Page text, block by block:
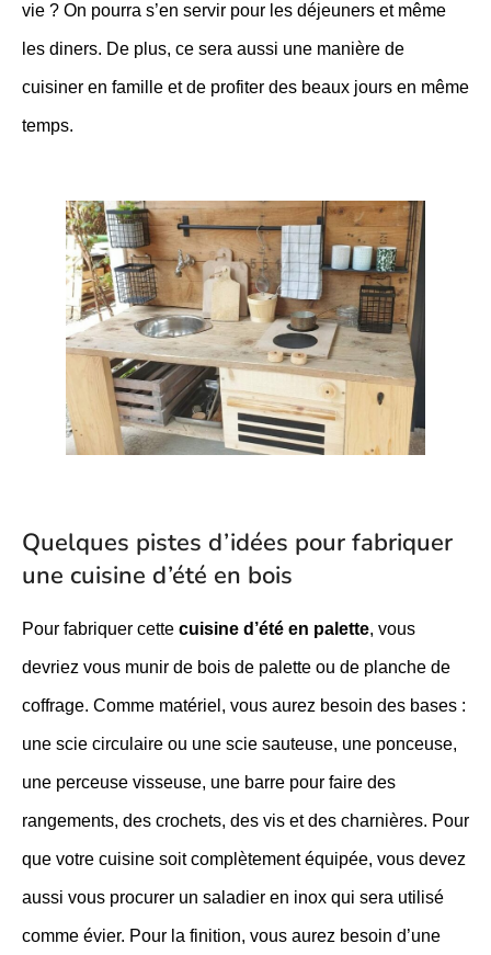
vie ? On pourra s’en servir pour les déjeuners et même
les diners. De plus, ce sera aussi une manière de
cuisiner en famille et de profiter des beaux jours en même
temps.
Quelques pistes d’idées pour fabriquer
une cuisine d’été en bois
Pour fabriquer cette cuisine d’été en palette, vous
devriez vous munir de bois de palette ou de planche de
coffrage. Comme matériel, vous aurez besoin des bases :
une scie circulaire ou une scie sauteuse, une ponceuse,
une perceuse visseuse, une barre pour faire des
rangements, des crochets, des vis et des charnières. Pour
que votre cuisine soit complètement équipée, vous devez
aussi vous procurer un saladier en inox qui sera utilisé
comme évier. Pour la finition, vous aurez besoin d’une